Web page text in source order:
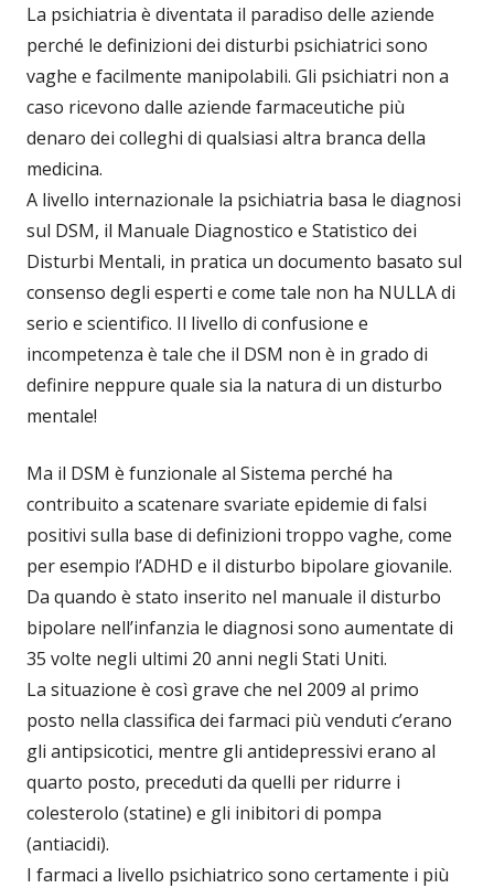
La psichiatria è diventata il paradiso delle aziende
perché le definizioni dei disturbi psichiatrici sono
vaghe e facilmente manipolabili. Gli psichiatri non a
caso ricevono dalle aziende farmaceutiche più
denaro dei colleghi di qualsiasi altra branca della
medicina.
A livello internazionale la psichiatria basa le diagnosi
sul DSM, il Manuale Diagnostico e Statistico dei
Disturbi Mentali, in pratica un documento basato sul
consenso degli esperti e come tale non ha NULLA di
serio e scientifico. Il livello di confusione e
incompetenza è tale che il DSM non è in grado di
definire neppure quale sia la natura di un disturbo
mentale!
Ma il DSM è funzionale al Sistema perché ha
contribuito a scatenare svariate epidemie di falsi
positivi sulla base di definizioni troppo vaghe, come
per esempio l’ADHD e il disturbo bipolare giovanile.
Da quando è stato inserito nel manuale il disturbo
bipolare nell’infanzia le diagnosi sono aumentate di
35 volte negli ultimi 20 anni negli Stati Uniti.
La situazione è così grave che nel 2009 al primo
posto nella classifica dei farmaci più venduti c’erano
gli antipsicotici, mentre gli antidepressivi erano al
quarto posto, preceduti da quelli per ridurre i
colesterolo (statine) e gli inibitori di pompa
(antiacidi).
I farmaci a livello psichiatrico sono certamente i più